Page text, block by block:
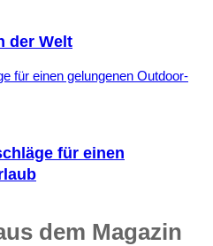
der Welt
für einen
dem Magazin